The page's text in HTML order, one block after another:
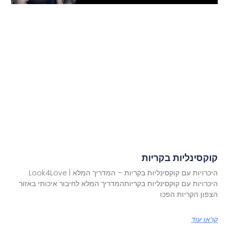
קוקסינליות בקריות
היכרויות עם קוקסינליות בקריות – המדריך המלא | Look4Love
היכרויות עם קוקסינליות בקריותהמדריך המלא לחיבור איכותי באזור
הצפון הקריות הפכו
קראו עוד